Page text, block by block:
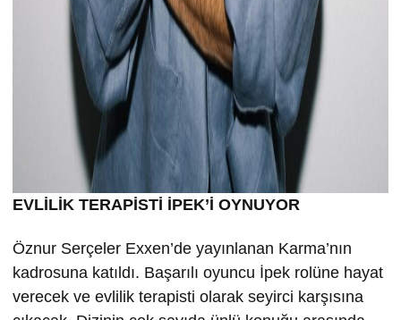
EVLİLİK TERAPİSTİ İPEK’İ OYNUYOR
Öznur Serçeler Exxen’de yayınlanan Karma’nın
kadrosuna katıldı. Başarılı oyuncu İpek rolüne hayat
verecek ve evlilik terapisti olarak seyirci karşısına